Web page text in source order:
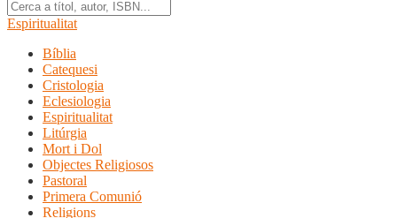
Espiritualitat
Bíblia
Catequesi
Cristologia
Eclesiologia
Espiritualitat
Litúrgia
Mort i Dol
Objectes Religiosos
Pastoral
Primera Comunió
Religions